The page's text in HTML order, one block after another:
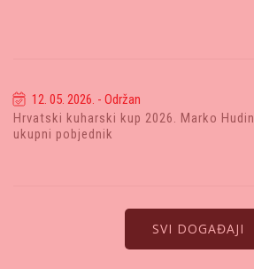
12. 05. 2026. - Održan
Hrvatski kuharski kup 2026. Marko Hudin
ukupni pobjednik
SVI DOGAĐAJI